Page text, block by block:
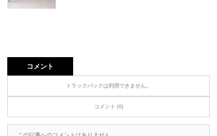
コメント
トラックバックは利用できません。
コメント (0)